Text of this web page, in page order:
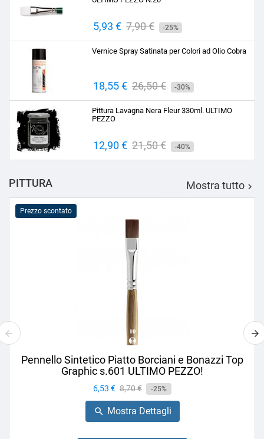
Prezzo
5,93 € Prezzo
base
7,90 € -25%
Vernice Spray Satinata per Colori ad Olio Cobra
Prezzo
18,55 € Prezzo
base
26,50 € -30%
Pittura Lavagna Nera Fleur 330ml. ULTIMO
PEZZO
Prezzo
12,90 € Prezzo
base
21,50 € -40%
PITTURA Mostra tutto 
Prezzo scontato
Pennello Sintetico Piatto Borciani e Bonazzi Top
Graphic s.601 ULTIMO PEZZO!
Prezzo
6,53 € Prezzo
base
8,70 € -25%
 Mostra Dettagli